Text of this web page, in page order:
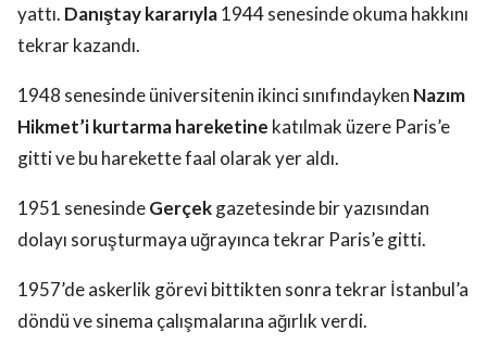
yattı. Danıştay kararıyla1944 senesinde okuma hakkını
tekrar kazandı.
1948 senesinde üniversitenin ikinci sınıfındayken Nazım
Hikmet’i kurtarma hareketine katılmak üzere Paris’e
gitti ve bu harekette faal olarak yer aldı.
1951 senesindeGerçekgazetesinde bir yazısından
dolayı soruşturmaya uğrayınca tekrar Paris’e gitti.
1957’de askerlik görevi bittikten sonra tekrar İstanbul’a
döndü ve sinema çalışmalarına ağırlık verdi.